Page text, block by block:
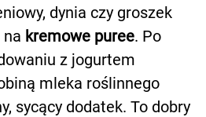
dynia czy groszek
kremowe puree. Po
z jogurtem
mleka roślinnego
sycący dodatek. To dobry